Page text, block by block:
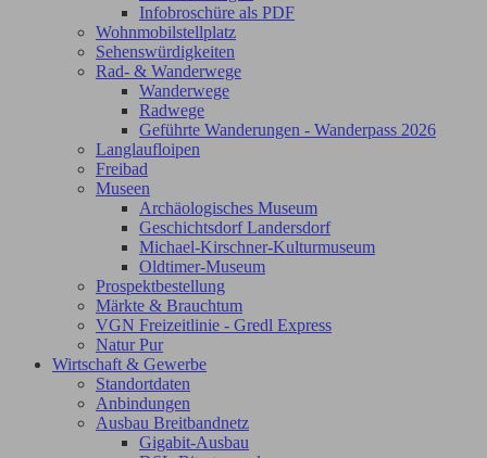
Infobroschüre als PDF
Wohnmobilstellplatz
Sehenswürdigkeiten
Rad- & Wanderwege
Wanderwege
Radwege
Geführte Wanderungen - Wanderpass 2026
Langlaufloipen
Freibad
Museen
Archäologisches Museum
Geschichtsdorf Landersdorf
Michael-Kirschner-Kulturmuseum
Oldtimer-Museum
Prospektbestellung
Märkte & Brauchtum
VGN Freizeitlinie - Gredl Express
Natur Pur
Wirtschaft & Gewerbe
Standortdaten
Anbindungen
Ausbau Breitbandnetz
Gigabit-Ausbau